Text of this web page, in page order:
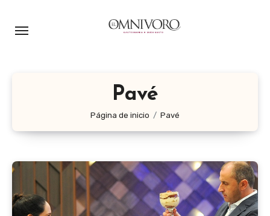
Pavé
Página de inicio Pavé